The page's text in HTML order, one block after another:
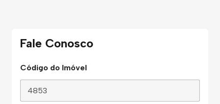
Fale Conosco
Código do Imóvel